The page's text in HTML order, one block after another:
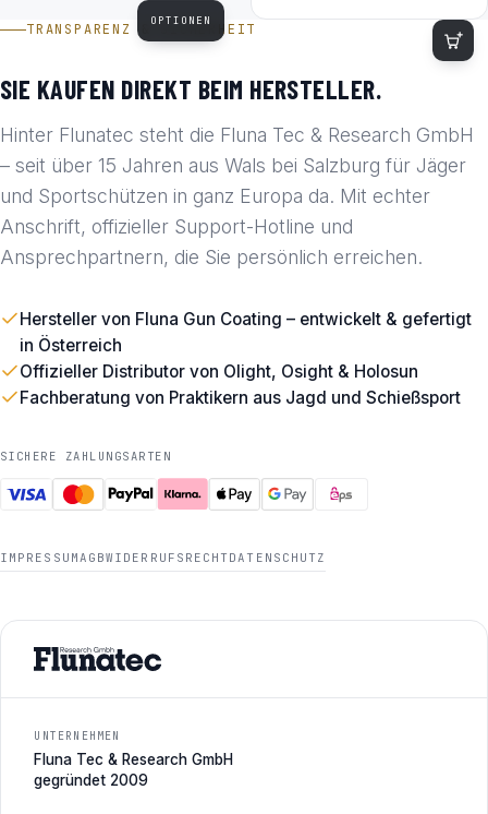
OPTIONEN
TRANSPARENZ & SICHERHEIT
SIE KAUFEN DIREKT BEIM HERSTELLER.
Hinter Flunatec steht die Fluna Tec & Research GmbH
– seit über 15 Jahren aus Wals bei Salzburg für Jäger
und Sportschützen in ganz Europa da. Mit echter
Anschrift, offizieller Support-Hotline und
Ansprechpartnern, die Sie persönlich erreichen.
Hersteller von Fluna Gun Coating – entwickelt & gefertigt
in Österreich
Offizieller Distributor von Olight, Osight & Holosun
Fachberatung von Praktikern aus Jagd und Schießsport
SICHERE ZAHLUNGSARTEN
IMPRESSUM AGBWIDERRUFSRECHT DATENSCHUTZ
UNTERNEHMEN
Fluna Tec & Research GmbH
gegründet 2009